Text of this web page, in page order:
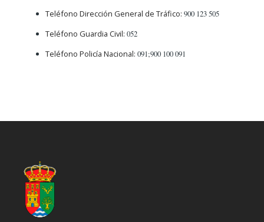
Teléfono Dirección General de Tráfico: 900 123 505
Teléfono Guardia Civil: 052
Teléfono Policía Nacional: 091;900 100 091